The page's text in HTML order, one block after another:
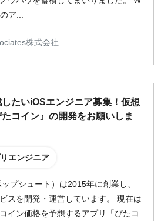
¥3,000 ¥4,000 ¥5,000〜
し 検索
ア...
株式会社
たいiOSエンジニア募集！仮想
コイン』の開発をお願いしま
エンジニア
プシュート）は2015年に創業し、
スを開発・運営しています。 現在は
イン価格を予想するアプリ「ぴたコ